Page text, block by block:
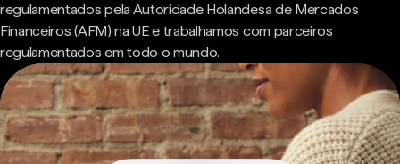
regulamentados pela Autoridade Holandesa de Mercados
Financeiros (AFM) na UE e trabalhamos com parceiros
regulamentados em todo o mundo.